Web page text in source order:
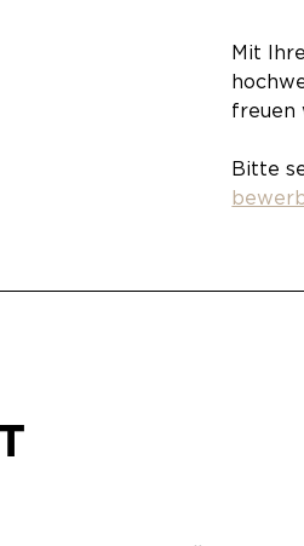
Mit
freuen
Bitte